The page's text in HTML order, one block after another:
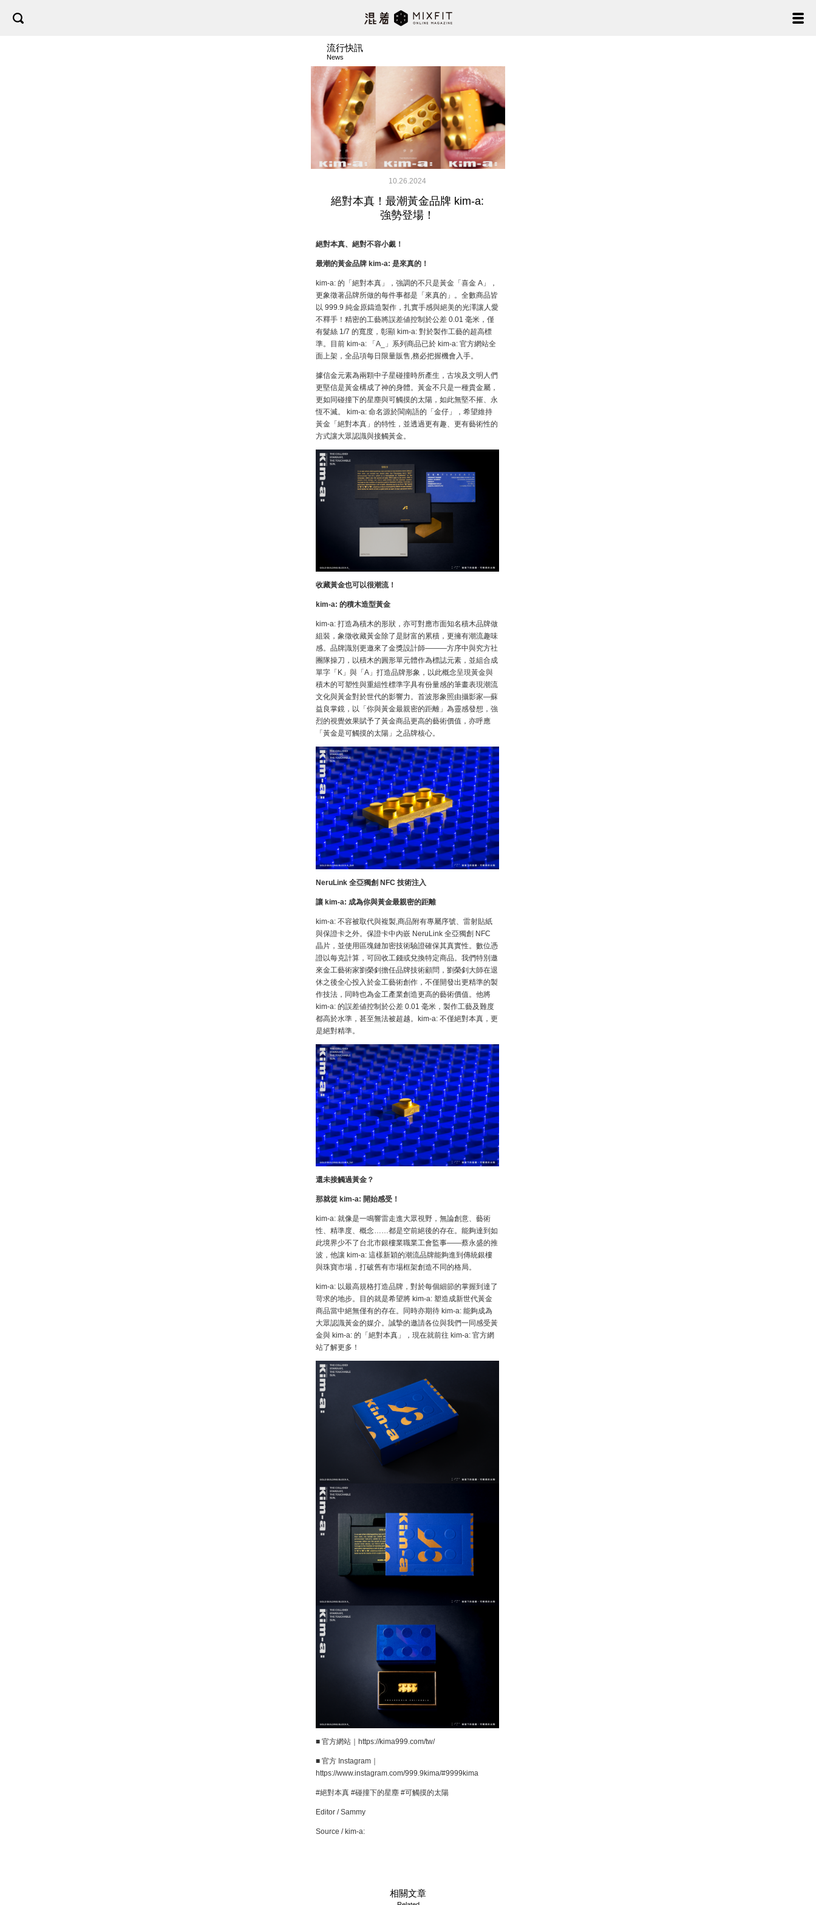
流行快訊
News
10.26.2024
絕對本真！最潮黃金品牌 kim-a:
強勢登場！
絕對本真、絕對不容小覷！
最潮的黃金品牌 kim-a: 是來真的！
kim-a: 的「絕對本真」，強調的不只是黃金「喜金 A」，
更象徵著品牌所做的每件事都是「來真的」。全數商品皆
以 999.9 純金原鑄造製作，扎實手感與絕美的光澤讓人愛
不釋手！精密的工藝將誤差値控制於公差 0.01 毫米，僅
有髮絲 1/7 的寬度，彰顯 kim-a: 對於製作工藝的超高標
準。目前 kim-a: 「A_」系列商品已於 kim-a: 官方網站全
面上架，全品項每日限量販售,務必把握機會入手。
據信金元素為兩顆中子星碰撞時所產生，古埃及文明人們
更堅信是黃金構成了神的身體。黃金不只是一種貴金屬，
更如同碰撞下的星塵與可觸摸的太陽，如此無堅不摧、永
恆不滅。 kim-a: 命名源於閩南語的「金仔」，希望維持
黃金「絕對本真」的特性，並透過更有趣、更有藝術性的
方式讓大眾認識與接觸黃金。
收藏黃金也可以很潮流！
kim-a: 的積木造型黃金
kim-a: 打造為積木的形狀，亦可對應市面知名積木品牌做
組裝，象徵收藏黃金除了是財富的累積，更擁有潮流趣味
感。品牌識別更邀來了金獎設計師———方序中與究方社
團隊操刀，以積木的圓形單元體作為標誌元素，並組合成
單字「K」與「A」打造品牌形象，以此概念呈現黃金與
積木的可塑性與重組性標準字具有份量感的筆畫表現潮流
文化與黃金對於世代的影響力。首波形象照由攝影家—蘇
益良掌鏡，以「你與黃金最親密的距離」為靈感發想，強
烈的視覺效果賦予了黃金商品更高的藝術價值，亦呼應
「黃金是可觸摸的太陽」之品牌核心。
NeruLink 全亞獨創 NFC 技術注入
讓 kim-a: 成為你與黃金最親密的距離
kim-a: 不容被取代與複製,商品附有專屬序號、雷射貼紙
與保證卡之外。保證卡中內嵌 NeruLink 全亞獨創 NFC
晶片，並使用區塊鏈加密技術驗證確保其真實性。數位憑
證以每克計算，可回收工錢或兌換特定商品。我們特別邀
來金工藝術家劉榮釗擔任品牌技術顧問，劉榮釗大師在退
休之後全心投入於金工藝術創作，不僅開發出更精準的製
作技法，同時也為金工產業創造更高的藝術價值。他將
kim-a: 的誤差値控制於公差 0.01 毫米，製作工藝及難度
都高於水準，甚至無法被超越。kim-a: 不僅絕對本真，更
是絕對精準。
還未接觸過黃金？
那就從 kim-a: 開始感受！
kim-a: 就像是一鳴響雷走進大眾視野，無論創意、藝術
性、精準度、概念……都是空前絕後的存在。能夠達到如
此境界少不了台北市銀樓業職業工會監事——蔡永盛的推
波，他讓 kim-a: 這樣新穎的潮流品牌能夠進到傳統銀樓
與珠寶市場，打破舊有市場框架創造不同的格局。
kim-a: 以最高規格打造品牌，對於每個細節的掌握到達了
苛求的地步。目的就是希望將 kim-a: 塑造成新世代黃金
商品當中絕無僅有的存在。同時亦期待 kim-a: 能夠成為
大眾認識黃金的媒介。誠摯的邀請各位與我們一同感受黃
金與 kim-a: 的「絕對本真」，現在就前往 kim-a: 官方網
站了解更多！
■ 官方網站｜https://kima999.com/tw/
■ 官方 Instagram｜
https://www.instagram.com/999.9kima/#9999kima
#絕對本真 #碰撞下的星塵 #可觸摸的太陽
Editor / Sammy
Source / kim-a:
相關文章